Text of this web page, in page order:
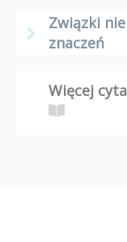
Związki
znaczeń
Więcej